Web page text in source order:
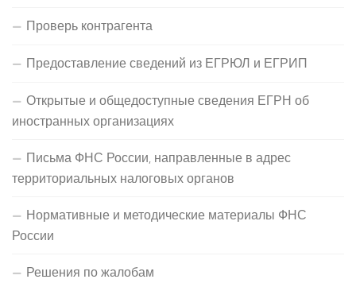
Проверь контрагента
Предоставление сведений из ЕГРЮЛ и ЕГРИП
Открытые и общедоступные сведения ЕГРН об
иностранных организациях
Письма ФНС России, направленные в адрес
территориальных налоговых органов
Нормативные и методические материалы ФНС
России
Решения по жалобам